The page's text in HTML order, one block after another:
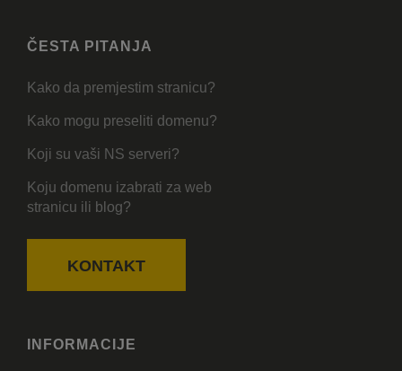
ČESTA PITANJA
Kako da premjestim stranicu?
Kako mogu preseliti domenu?
Koji su vaši NS serveri?
Koju domenu izabrati za web
stranicu ili blog?
KONTAKT
INFORMACIJE